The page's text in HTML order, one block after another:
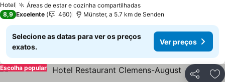
Hotel Áreas de estar e cozinha compartilhadas
8,9 Excelente 460 Münster, a 5.7 km de Senden
Selecione as datas para ver os preços
exatos.
Ver preços
Partilhar
Escolha popular